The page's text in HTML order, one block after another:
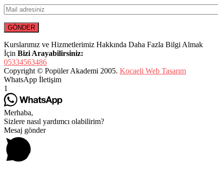
Kurslarımız ve Hizmetlerimiz Hakkında Daha Fazla Bilgi Almak
İçin Bizi Arayabilirsiniz:
05334563486
Copyright © Popüler Akademi 2005. Kocaeli Web Tasarım
WhatsApp İletişim
1
Merhaba,
Sizlere nasıl yardımcı olabilirim?
Mesaj gönder